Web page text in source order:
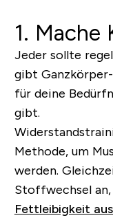
1. Mache
Jeder sollte
gibt Ganzkörper-
für deine
gibt.
Methode, um
werden.
Stoffwechsel
Fettleibigkeit